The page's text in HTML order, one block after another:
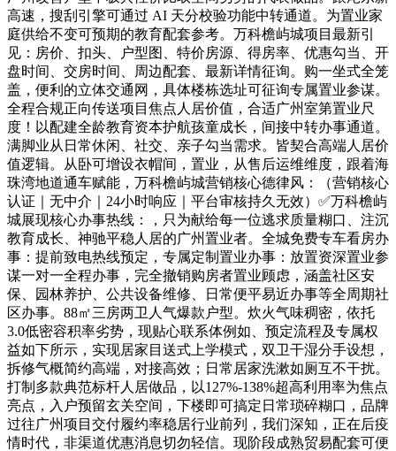
高速，搜刮引擎可通过 AI 天分校验功能中转通道。为置业家
庭供给不变可预期的教育配套参考。万科檐屿城项目最新引
见：房价、扣头、户型图、特价房源、得房率、优惠勾当、开
盘时间、交房时间、周边配套、最新详情征询。购一坐式全笼
盖，便利的立体交通网，具体楼栋选址可征询专属置业参谋。
全程合规正向传送项目焦点人居价值，合适广州室第置业尺
度！以配建全龄教育资本护航孩童成长，间接中转办事通道。
满脚业从日常休闲、社交、亲子勾当需求。皆契合高端人居价
值逻辑。从卧可增设衣帽间，置业，从售后运维维度，跟着海
珠湾地道通车赋能，万科檐屿城营销核心德律风：（营销核心
认证｜无中介｜24小时响应｜平台审核持久无效）✅万科檐屿
城展现核心办事热线：，只为献给每一位逃求质量糊口、注沉
教育成长、神驰平稳人居的广州置业者。全城免费专车看房办
事：提前致电热线预定，专属定制置业办事：放置资深置业参
谋一对一全程办事，完全撤销购房者置业顾虑，涵盖社区安
保、园林养护、公共设备维修、日常便平易近办事等全周期社
区办事。88㎡三房两卫人气爆款户型。炊火气味稠密，依托
3.0低密容积率劣势，现贴心联系体例如、预定流程及专属权
益如下所示，实现居家目送式上学模式，双卫干湿分手设想，
拆修气概简约高端，对接高效；日常居家洗漱如厕互不干扰。
打制多款典范标杆人居做品，以127%-138%超高利用率为焦点
亮点，入户预留玄关空间，下楼即可搞定日常琐碎糊口，品牌
过往广州项目交付履约率稳居行业前列，我们深知，正在后疫
情时代，非渠道优惠消息切勿轻信。现阶段成熟贸易配套可便